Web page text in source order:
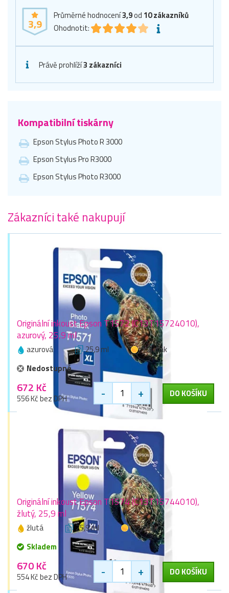
3,9
Průměrné hodnocení3,9od 10zákazníků
Ohodnotit:
Právě prohlíží3 zákazníci
Kompatibilní tiskárny
Epson Stylus Photo R 3000
Epson Stylus Pro R3000
Epson Stylus Photo R3000
Zákazníci také nakupují
Originální inkoust Epson T1572 (C13T15724010),
azurový, 25,9 ml
azurová 25,9 ml
1 zlaťák
Nedostupné
672 Kč
556 Kč bez DPH - + DO KOŠÍKU
Originální inkoust Epson T1574 (C13T15744010),
žlutý, 25,9 ml
žlutá 25,9 ml
1 zlaťák
Skladem
670 Kč
554 Kč bez DPH - + DO KOŠÍKU